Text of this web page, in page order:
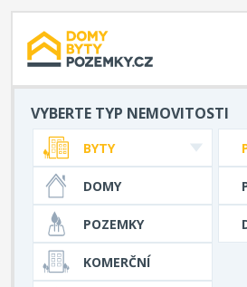
VYBERTE TYP NEMOVITOSTI
BYTY
DOMY
POZEMKY
KOMERČNÍ